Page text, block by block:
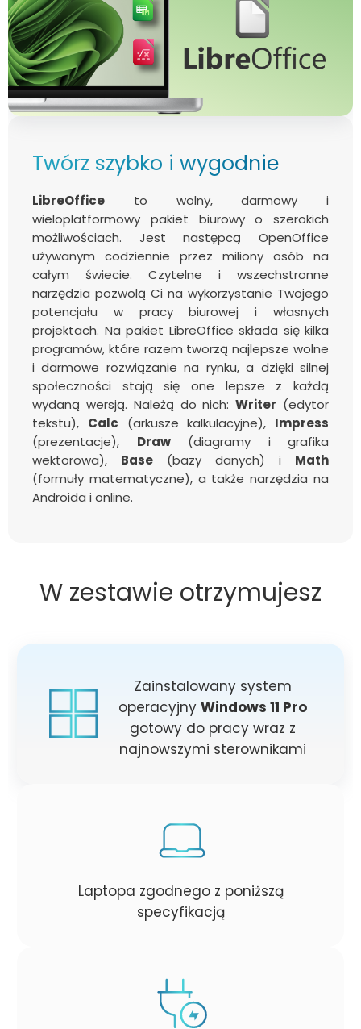
Twórz szybko i wygodnie
LibreOffice to wolny, darmowy i
wieloplatformowy pakiet biurowy o szerokich
możliwościach. Jest następcą OpenOffice
używanym codziennie przez miliony osób na
całym świecie. Czytelne i wszechstronne
narzędzia pozwolą Ci na wykorzystanie Twojego
potencjału w pracy biurowej i własnych
projektach. Na pakiet LibreOffice składa się kilka
programów, które razem tworzą najlepsze wolne
i darmowe rozwiązanie na rynku, a dzięki silnej
społeczności stają się one lepsze z każdą
wydaną wersją. Należą do nich:Writer (edytor
tekstu), Calc (arkusze kalkulacyjne), Impress
(prezentacje), Draw(diagramy i grafika
wektorowa), Base (bazy danych) i Math
(formuły matematyczne), a także narzędzia na
Androida i online.
W zestawie otrzymujesz
Zainstalowany system
operacyjny Windows 11 Pro
gotowy do pracy wraz z
najnowszymi sterownikami
Laptopa zgodnego z poniższą
specyfikacją